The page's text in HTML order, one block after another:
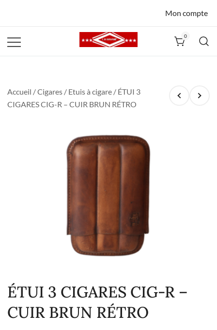
Mon compte
0
Accueil /Cigares / Etuis à cigare / ÉTUI 3
CIGARES CIG-R – CUIR BRUN RÉTRO
ÉTUI 3 CIGARES CIG-R –
CUIR BRUN RÉTRO